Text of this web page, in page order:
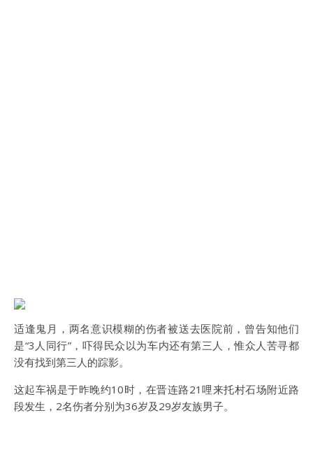
适逢鬼月，两名意识模糊的伤者被送去医院前，曾告知他们
是“3人同行”，吓得民众以为车内还有第三人，惟众人苦寻都
没有找到第三人的踪影。
这起车祸是于昨晚约10时，在晋连路21哩来托村石场附近路
段发生，2名伤者分别为36岁及29岁友族男子。